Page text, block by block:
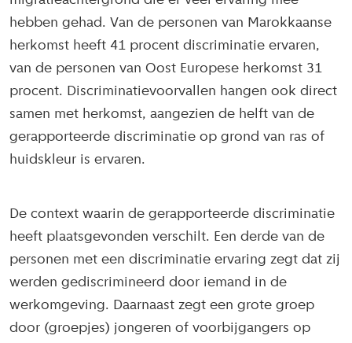
hebben gehad. Van de personen van Marokkaanse
herkomst heeft 41 procent discriminatie ervaren,
van de personen van Oost Europese herkomst 31
procent. Discriminatievoorvallen hangen ook direct
samen met herkomst, aangezien de helft van de
gerapporteerde discriminatie op grond van ras of
huidskleur is ervaren.
De context waarin de gerapporteerde discriminatie
heeft plaatsgevonden verschilt. Een derde van de
personen met een discriminatie ervaring zegt dat zij
werden gediscrimineerd door iemand in de
werkomgeving. Daarnaast zegt een grote groep
door (groepjes) jongeren of voorbijgangers op